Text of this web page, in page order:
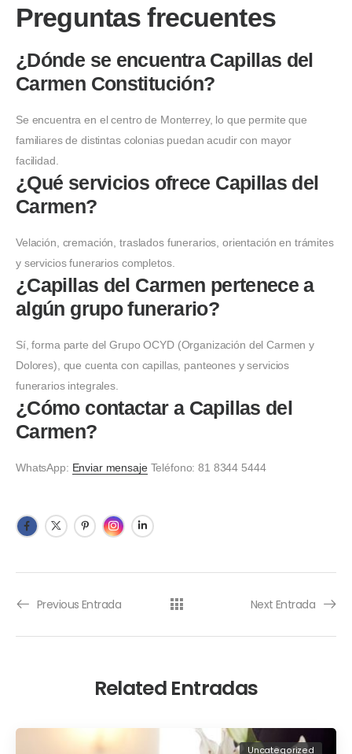
Preguntas frecuentes
¿Dónde se encuentra Capillas del
Carmen Constitución?
Se encuentra en el centro de Monterrey, lo que permite que
familiares de distintas colonias puedan acudir con mayor
facilidad.
¿Qué servicios ofrece Capillas del
Carmen?
Velación, cremación, traslados funerarios, orientación en trámites
y servicios funerarios completos.
¿Capillas del Carmen pertenece a
algún grupo funerario?
Sí, forma parte del Grupo OCYD (Organización del Carmen y
Dolores), que cuenta con capillas, panteones y servicios
funerarios integrales.
¿Cómo contactar a Capillas del
Carmen?
WhatsApp: Enviar mensajeTeléfono: 81 8344 5444
Previous Entrada Next Entrada
Related Entradas
Uncategorized